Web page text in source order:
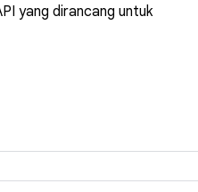
yang dirancang untuk